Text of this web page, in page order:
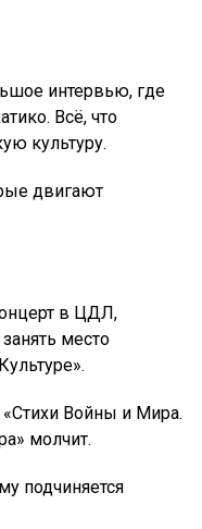
интервью, где
Всё, что
культуру.
двигают
в ЦДЛ,
место
«Стихи Войны и Мира.
молчит.
подчиняется